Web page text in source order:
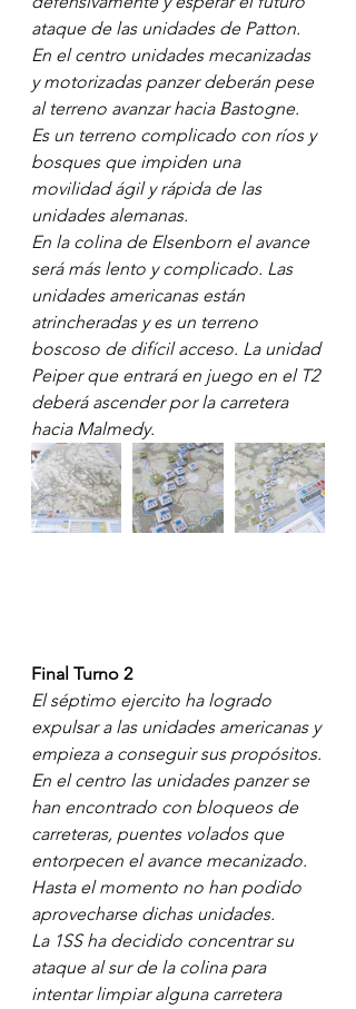
ataque de las unidades de Patton.
En el centro unidades mecanizadas
y motorizadas panzer deberán pese
al terreno avanzar hacia Bastogne.
Es un terreno complicado con ríos y
bosques que impiden una
movilidad ágil y rápida de las
unidades alemanas.
En la colina de Elsenborn el avance
será más lento y complicado. Las
unidades americanas están
atrincheradas y es un terreno
boscoso de difícil acceso. La unidad
Peiper que entrará en juego en el T2
deberá ascender por la carretera
hacia Malmedy.
Final Turno 2
El séptimo ejercito ha logrado
expulsar a las unidades americanas y
empieza a conseguir sus propósitos.
En el centro las unidades panzer se
han encontrado con bloqueos de
carreteras, puentes volados que
entorpecen el avance mecanizado.
Hasta el momento no han podido
aprovecharse dichas unidades.
La 1SS ha decidido concentrar su
ataque al sur de la colina para
intentar limpiar alguna carretera